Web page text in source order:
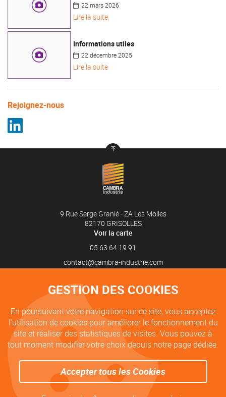
22 mars 2026
Lire la suite
Informations utiles
22 décembre 2025
Lire la suite
Rejoignez-nous
9 Rue Serge Granié - ZA Les Molles
82170 GRISOLLES
Voir la carte
05 63 64 19 91
Nous sommes ouverts
Du lundi au jeudi :
8h-12h / 14h-18h
8h-12h / 14h-17h
GESTION DES COOKIES
En poursuivant votre navigation sur ce site, vous acceptez
l'utilisation de cookies pour améliorer le fonctionnement du
site et réaliser des statistiques de visites. Vous pouvez à
tout moment modifier votre choix depuis notre page dédiée.
Accepter tous les Cookies